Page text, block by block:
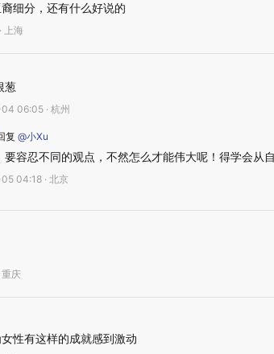
细分，还有什么好说的
上海
葱
06:05 · 杭州
复 @小Xu
要容忍不同的观点，不然怎么才能伟大呢！得学会从
04:18 · 北京
庆
性有这样的成就感到激动